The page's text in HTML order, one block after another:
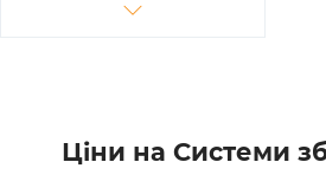
Ціни на Системи